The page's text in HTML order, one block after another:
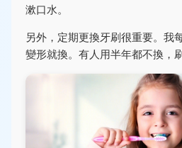
漱口水。
另外，定期更換牙刷很重要。我
變形就換。有人用半年都不換，